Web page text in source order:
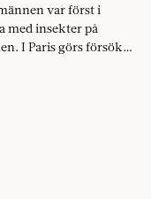
var först i
med insekter på
I Paris görs försök